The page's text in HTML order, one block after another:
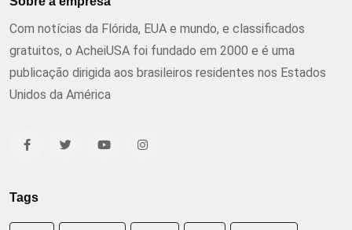
Com notícias da Flórida, EUA e mundo, e classificados
gratuitos, o AcheiUSA foi fundado em 2000 e é uma
publicação dirigida aos brasileiros residentes nos Estados
Unidos da América
Tags